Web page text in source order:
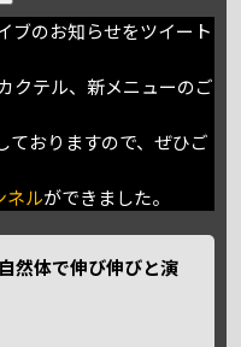
ブのお知らせをツイート
クテル、新メニューのご
ておりますので、ぜひご
ネルができました。
然体で伸び伸びと演